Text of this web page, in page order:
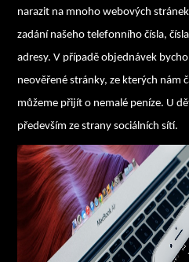
narazit na mnoho webových
zadání našeho telefonního čísla,
adresy. V případě objednávek
neověřené stránky, ze kterých nám
můžeme přijít o nemalé peníze. U
především ze strany sociálních sítí.